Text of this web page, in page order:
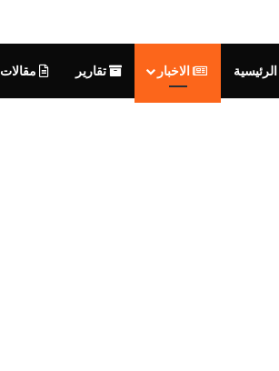
الرئيسية الاخبار تقارير مقالات